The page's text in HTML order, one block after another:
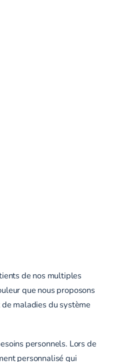
de nos multiples
que nous proposons
maladies du système
personnels. Lors de
personnalisé qui